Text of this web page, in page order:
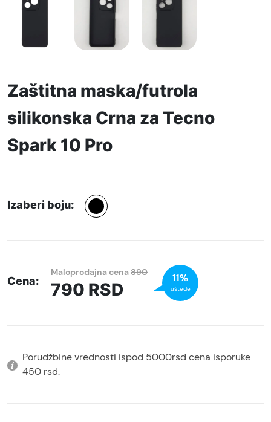
Zaštitna maska/futrola
silikonska Crna za Tecno
Spark 10 Pro
Izaberi boju:
Cena:
Maloprodajna cena890
790 RSD
11%
uštede
Porudžbine vrednosti ispod 5000rsd cena isporuke
450 rsd.